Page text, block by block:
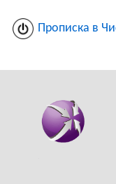
Прописка в